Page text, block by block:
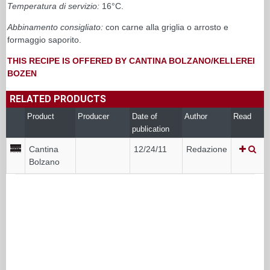
Temperatura di servizio: 16°C.
Abbinamento consigliato: con carne alla griglia o arrosto e
formaggio saporito.
THIS RECIPE IS OFFERED BY CANTINA BOLZANO/KELLEREI
BOZEN
RELATED PRODUCTS
Product Producer
Date of
publication
Author Read
Cantina
Bolzano
12/24/11 Redazione